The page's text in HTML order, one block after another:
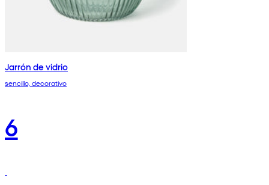
Jarrón de vidrio
sencillo, decorativo
6